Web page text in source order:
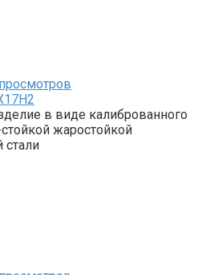
в виде калиброванного
жаростойкой
стали